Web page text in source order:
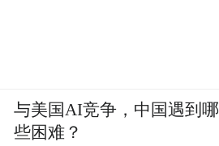
与美国AI竞争，中国遇到哪
些困难？